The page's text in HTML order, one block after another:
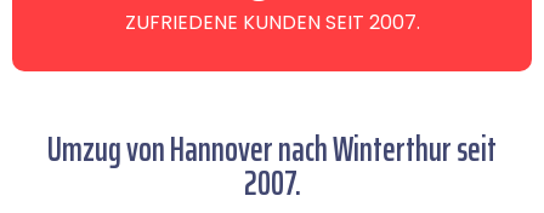
ZUFRIEDENE KUNDEN SEIT 2007.
Umzug von Hannover nach Winterthur seit
2007.